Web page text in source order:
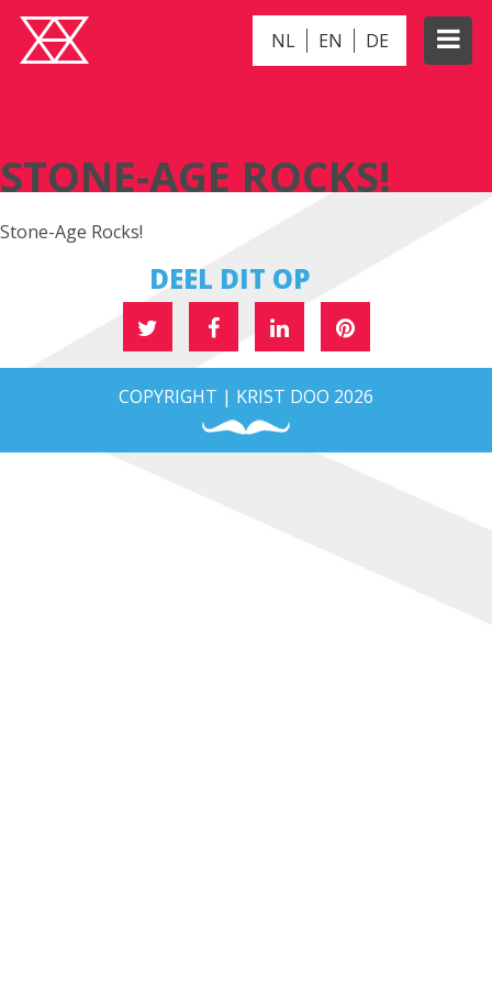
NL EN DE
STONE-AGE ROCKS!
Stone-Age Rocks!
DEEL DIT OP
COPYRIGHT | KRIST DOO 2026